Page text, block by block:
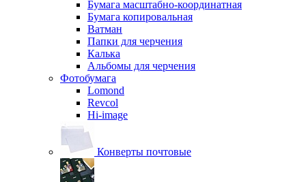
Бумага масштабно-координатная
Бумага копировальная
Ватман
Папки для черчения
Калька
Альбомы для черчения
Фотобумага
Lomond
Revcol
Hi-image
Конверты почтовые